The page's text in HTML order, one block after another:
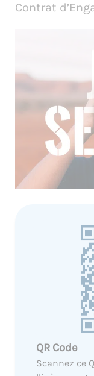
Contrat
QR Code
Scannez ce